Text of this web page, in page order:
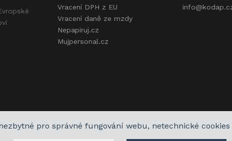
Vracení DPH z EU
Vracení daně ze mzdy
Nepapiruj.cz
Mujpersonal.cz
pro správné fungování webu, netechnické